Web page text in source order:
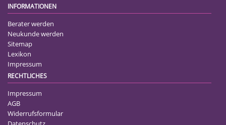
INFORMATIONEN
Berater werden
Neukunde werden
Sitemap
Lexikon
Impressum
RECHTLICHES
Impressum
AGB
Widerrufsformular